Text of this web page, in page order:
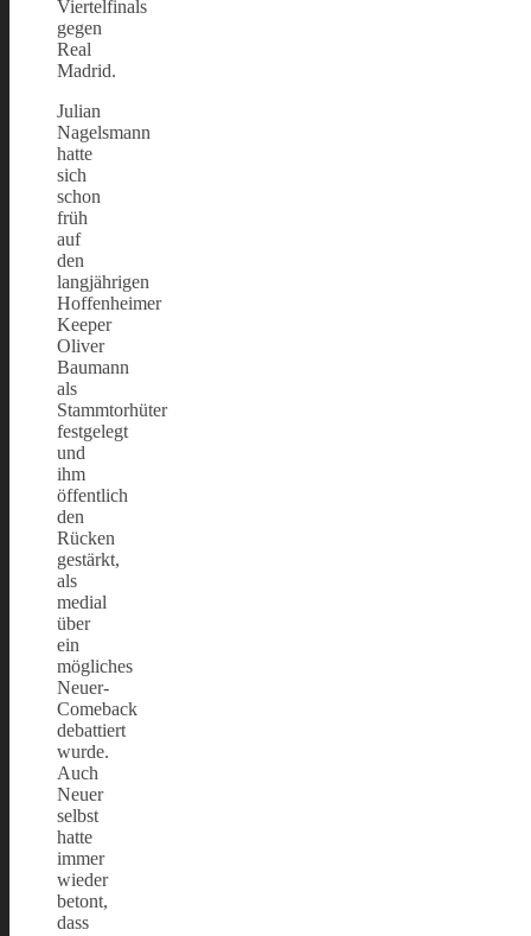
Viertelfinals
gegen
Real
Madrid.
Julian
Nagelsmann
hatte
sich
schon
früh
auf
den
langjährigen
Hoffenheimer
Keeper
Oliver
Baumann
als
Stammtorhüter
festgelegt
und
ihm
öffentlich
den
Rücken
gestärkt,
als
medial
über
ein
mögliches
Neuer-
Comeback
debattiert
wurde.
Auch
Neuer
selbst
hatte
immer
wieder
betont,
dass